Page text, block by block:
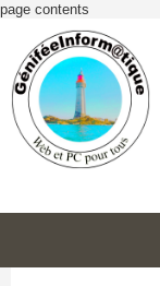
page contents